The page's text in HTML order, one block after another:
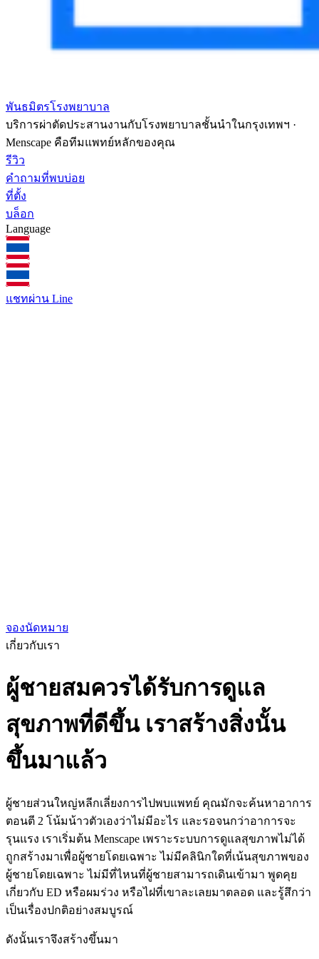
พันธมิตรโรงพยาบาล
บริการผ่าตัดประสานงานกับโรงพยาบาลชั้นนำในกรุงเทพฯ ·
Menscape คือทีมแพทย์หลักของคุณ
รีวิว
คำถามที่พบบ่อย
ที่ตั้ง
บล็อก
Language
แชทผ่าน Line
จองนัดหมาย
เกี่ยวกับเรา
ผู้ชายสมควรได้รับการดูแล
สุขภาพที่ดีขึ้น เราสร้างสิ่งนั้น
ขึ้นมาแล้ว
ผู้ชายส่วนใหญ่หลีกเลี่ยงการไปพบแพทย์ คุณมักจะค้นหาอาการ
ตอนตี 2 โน้มน้าวตัวเองว่าไม่มีอะไร และรอจนกว่าอาการจะ
รุนแรง เราเริ่มต้น Menscape เพราะระบบการดูแลสุขภาพไม่ได้
ถูกสร้างมาเพื่อผู้ชายโดยเฉพาะ ไม่มีคลินิกใดที่เน้นสุขภาพของ
ผู้ชายโดยเฉพาะ ไม่มีที่ไหนที่ผู้ชายสามารถเดินเข้ามา พูดคุย
เกี่ยวกับ ED หรือผมร่วง หรือไฝที่เขาละเลยมาตลอด และรู้สึกว่า
เป็นเรื่องปกติอย่างสมบูรณ์
ดังนั้นเราจึงสร้างขึ้นมา